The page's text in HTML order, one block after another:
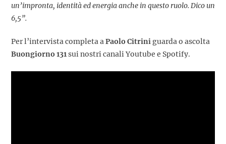
un’impronta, identità ed energia anche in questo ruolo. Dico un
6,5”.
Per l’intervista completa aPaolo Citrini guarda o ascolta
Buongiorno 131sui nostri canali Youtube e Spotify.